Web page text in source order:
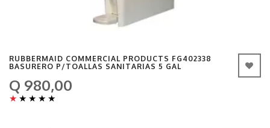
RUBBERMAID COMMERCIAL PRODUCTS FG402338
BASURERO P/TOALLAS SANITARIAS 5 GAL
Q 980,00
★ ★ ★ ★ ★